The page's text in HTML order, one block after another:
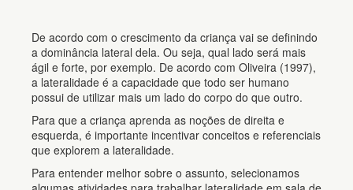
De acordo com o crescimento da criança vai se definindo
a dominância lateral dela. Ou seja, qual lado será mais
ágil e forte, por exemplo. De acordo com Oliveira (1997),
a lateralidade é a capacidade que todo ser humano
possui de utilizar mais um lado do corpo do que outro.
Para que a criança aprenda as noções de direita e
esquerda, é importante incentivar conceitos e referenciais
que explorem a lateralidade.
Para entender melhor sobre o assunto, selecionamos